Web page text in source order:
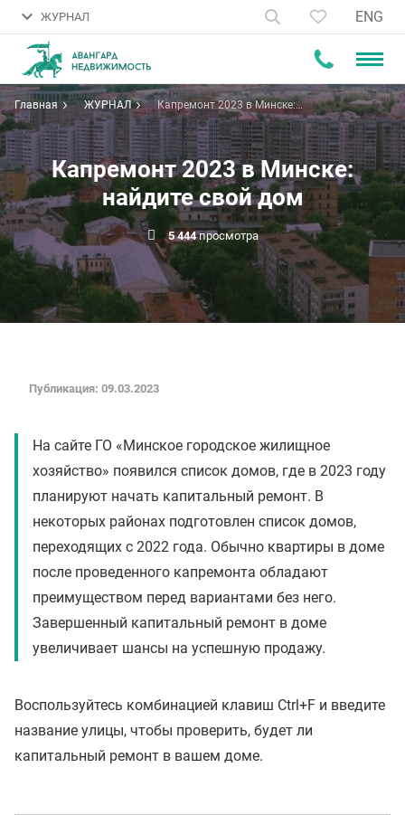
ЖУРНАЛ ENG
Главная ЖУРНАЛ
Капремонт 2023 в Минске:
найдите свой дом
Капремонт 2023 в Минске:
найдите свой дом
5 444просмотра
Публикация: 09.03.2023
На сайте ГО «Минское городское жилищное
хозяйство» появился список домов, где в 2023 году
планируют начать капитальный ремонт. В
некоторых районах подготовлен список домов,
переходящих с 2022 года. Обычно квартиры в доме
после проведенного капремонта обладают
преимуществом перед вариантами без него.
Завершенный капитальный ремонт в доме
увеличивает шансы на успешную продажу.
Воспользуйтесь комбинацией клавиш Ctrl+F и введите
название улицы, чтобы проверить, будет ли
капитальный ремонт в вашем доме.